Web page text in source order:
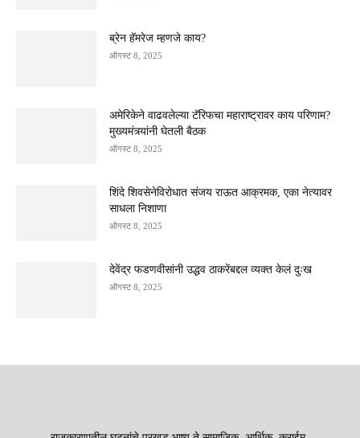
ब्रेन हॅमरेज म्हणजे काय?
ऑगस्ट 8, 2025
अमेरिकेने वाढवलेल्या टॅरिफचा महाराष्ट्रावर काय परिणाम?
मुख्यमंत्र्यांनी घेतली बैठक
ऑगस्ट 8, 2025
शिंदे शिवसेनेविरोधात संजय राऊत आक्रमक, एका नेत्यावर
साधला निशाणा
ऑगस्ट 8, 2025
देवेंद्र फडणवीसांनी उद्धव ठाकरेंबद्दल व्यक्त केलं दुःख
ऑगस्ट 8, 2025